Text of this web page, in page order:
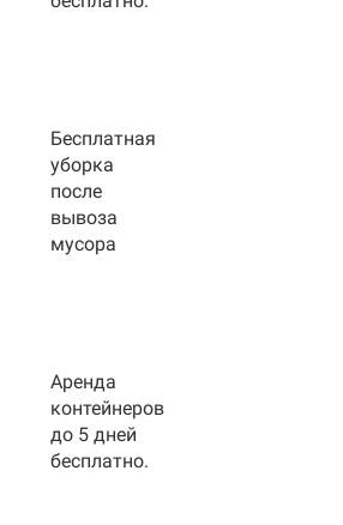
Бесплатная
уборка
после
вывоза
мусора
Аренда
контейнеров
до 5 дней
бесплатно.